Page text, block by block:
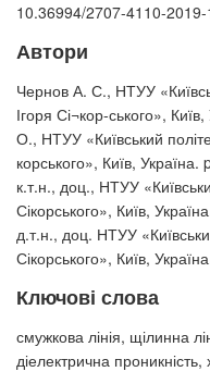
10.36994/2707-4110-
Автори
Чернов А. С., НТУУ
Ігоря Сі¬кор-ського»,
О., НТУУ «Київський
корського», Київ,
к.т.н., доц., НТУУ
Сікорського», Київ,
д.т.н., доц. НТУУ
Сікорського», Київ,
Ключові слова
смужкова лінія, щілинна
діелектрична